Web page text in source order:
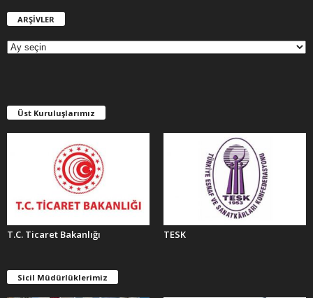
ARŞİVLER
E
R
Üst Kuruluşlarımız
T.C. Ticaret Bakanlığı TESK
Sicil Müdürlüklerimiz